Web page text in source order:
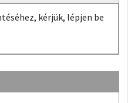
kérjük, lépjen be